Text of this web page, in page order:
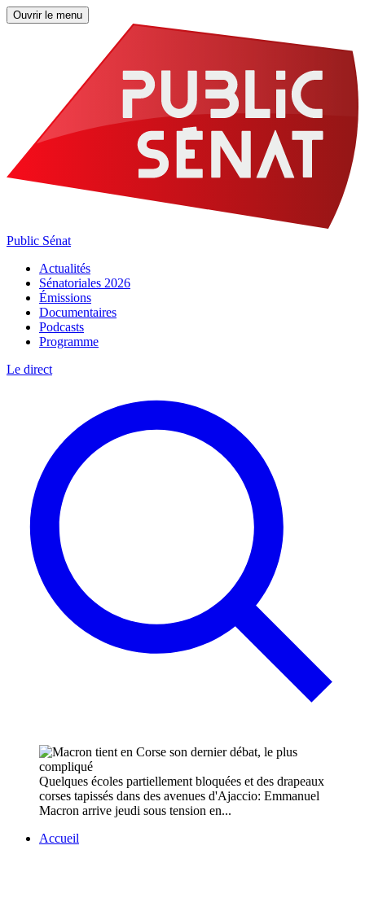
Ouvrir le menu
Public Sénat
Actualités
Sénatoriales 2026
Émissions
Documentaires
Podcasts
Programme
Le direct
Quelques écoles partiellement bloquées et des drapeaux
corses tapissés dans des avenues d'Ajaccio: Emmanuel
Macron arrive jeudi sous tension en...
Accueil